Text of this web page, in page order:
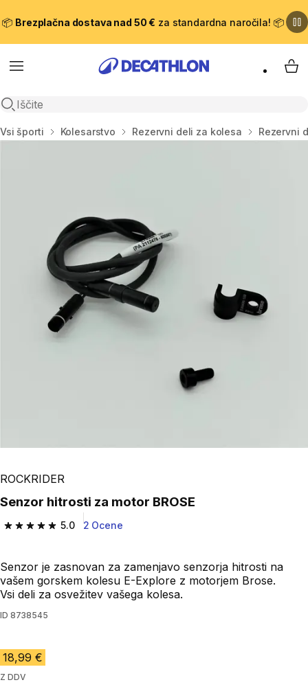
📦 Brezplačna dostava nad 50 € za standardna naročila! 📦
Meni
Odpri iskanje
Domov
Vsi športi Kolesarstvo Rezervni deli za kolesa Rezervni
ROCKRIDER
Senzor hitrosti za motor BROSE
5.0
5.0 od 5 zvezdic from 2 ocene
2 Ocene
Senzor je zasnovan za zamenjavo senzorja hitrosti na
vašem gorskem kolesu E-Explore z motorjem Brose.
Vsi deli za osvežitev vašega kolesa.
ID 8738545
18,99 €
Z DDV